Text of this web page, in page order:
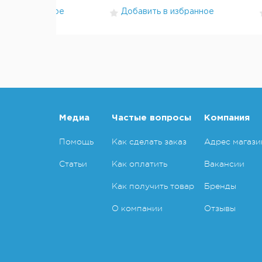
в избранное Добавить в избранное
Медиа
Помощь
Статьи
Частые вопросы
Как сделать заказ
Как оплатить
Как получить товар
О компании
Компания
Адрес
Вакансии
Бренды
Отзывы